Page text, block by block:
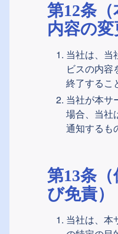
第12条
内容の変
当社は、当
ビスの内容
終了するこ
当社が本サ
場合、当社
通知するも
第13条
び免責）
当社は、本